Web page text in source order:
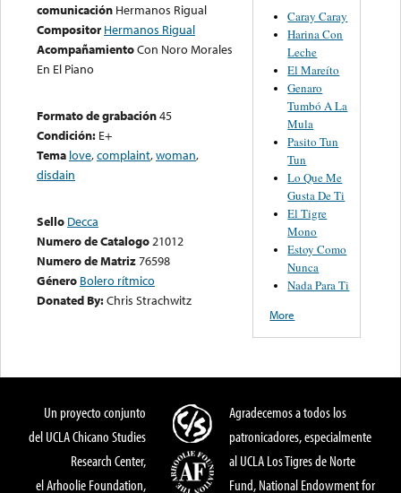
comunicación Hermanos Rigual
Compositor Hermanos Rigual
AcompañamientoCon Noro Morales
En El Piano
Formato de grabación45
Condición: E+
Tema love,complaint,woman,
disdain
Sello Decca
Numero de Catalogo21012
Numero de Matriz76598
Género Bolero rítmico
Donated By:Chris Strachwitz
Caray Caray
Harina Con
Leche
El Mareíto
Genaro
Tumbó A La
Mula
Pasito Tun
Tun
Lo Que Me
Gusta De Ti
El Tigre
Mono
Estoy Como
Nunca
Nada Para Ti
More
Un proyecto conjunto
del UCLA Chicano Studies
Research Center,
el Arhoolie Foundation,
Agradecemos a todos los
patronicadores, especialmente
al UCLA Los Tigres de Norte
Fund, National Endowment for